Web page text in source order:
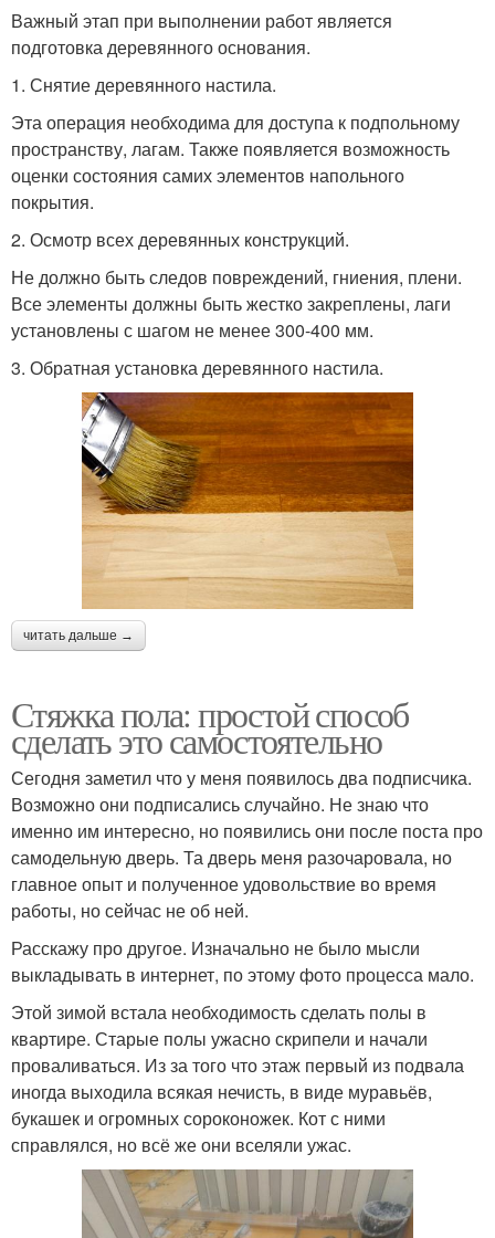
Важный этап при выполнении работ является
подготовка деревянного основания.
1. Снятие деревянного настила.
Эта операция необходима для доступа к подпольному
пространству, лагам. Также появляется возможность
оценки состояния самих элементов напольного
покрытия.
2. Осмотр всех деревянных конструкций.
Не должно быть следов повреждений, гниения, плени.
Все элементы должны быть жестко закреплены, лаги
установлены с шагом не менее 300-400 мм.
3. Обратная установка деревянного настила.
читать дальше →
Стяжка пола: простой способ
сделать это самостоятельно
Сегодня заметил что у меня появилось два подписчика.
Возможно они подписались случайно. Не знаю что
именно им интересно, но появились они после поста про
самодельную дверь. Та дверь меня разочаровала, но
главное опыт и полученное удовольствие во время
работы, но сейчас не об ней.
Расскажу про другое. Изначально не было мысли
выкладывать в интернет, по этому фото процесса мало.
Этой зимой встала необходимость сделать полы в
квартире. Старые полы ужасно скрипели и начали
проваливаться. Из за того что этаж первый из подвала
иногда выходила всякая нечисть, в виде муравьёв,
букашек и огромных сороконожек. Кот с ними
справлялся, но всё же они вселяли ужас.